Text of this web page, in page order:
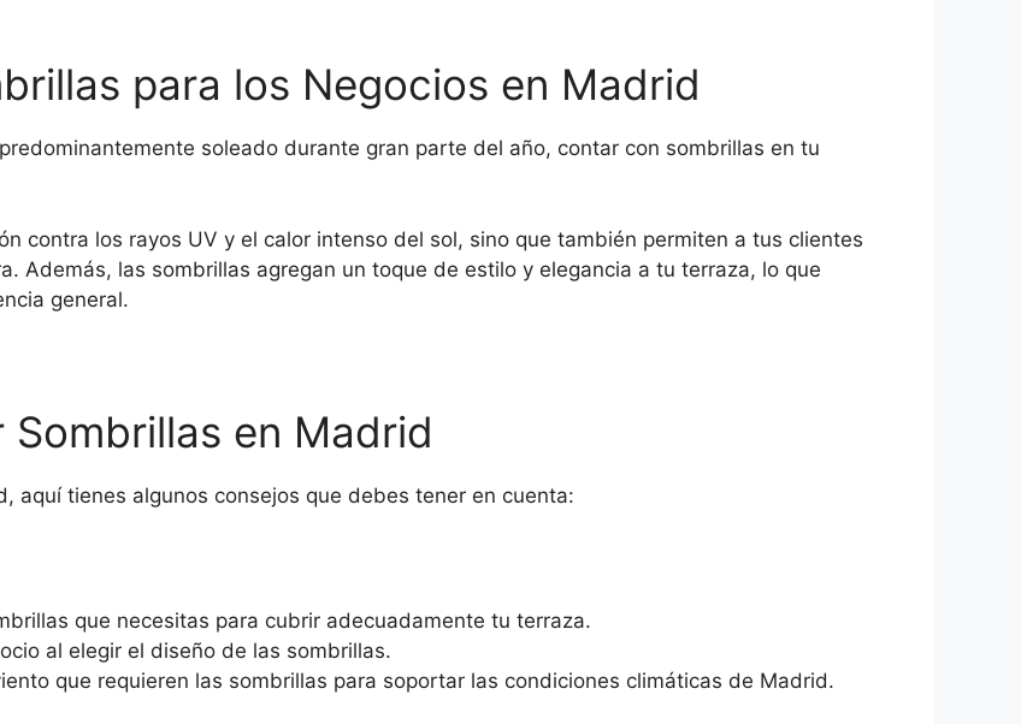
para los Negocios en Madrid
soleado durante gran parte del año, contar con sombrillas en tu
contra los rayos UV y el calor intenso del sol, sino que también permiten a tus clientes
Además, las sombrillas agregan un toque de estilo y elegancia a tu terraza, lo que
general.
en Madrid
aquí tienes algunos consejos que debes tener en cuenta:
que necesitas para cubrir adecuadamente tu terraza.
al elegir el diseño de las sombrillas.
que requieren las sombrillas para soportar las condiciones climáticas de Madrid.